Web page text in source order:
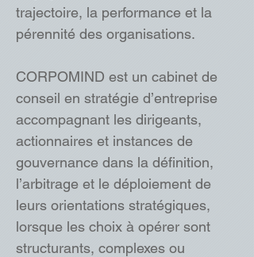
trajectoire, la performance et la
pérennité des organisations.
CORPOMIND est un cabinet de
conseil en stratégie d’entreprise
accompagnant les dirigeants,
actionnaires et instances de
gouvernance dans la définition,
l’arbitrage et le déploiement de
leurs orientations stratégiques,
lorsque les choix à opérer sont
structurants, complexes ou